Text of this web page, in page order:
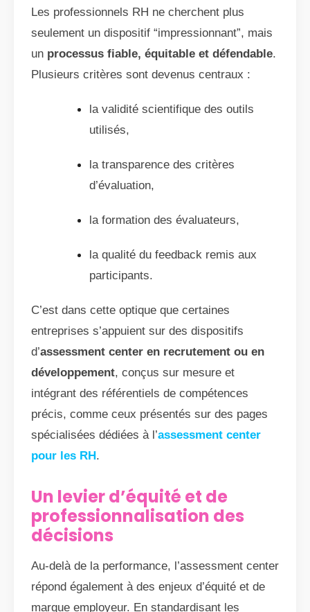
Les professionnels RH ne cherchent plus
seulement un dispositif “impressionnant”, mais
un processus fiable, équitable et défendable.
Plusieurs critères sont devenus centraux :
la validité scientifique des outils
utilisés,
la transparence des critères
d’évaluation,
la formation des évaluateurs,
la qualité du feedback remis aux
participants.
C’est dans cette optique que certaines
entreprises s’appuient sur des dispositifs
d’assessment center en recrutement ou en
développement, conçus sur mesure et
intégrant des référentiels de compétences
précis, comme ceux présentés sur des pages
spécialisées dédiées à l’assessment center
pour les RH.
Un levier d’équité et de
professionnalisation des
décisions
Au-delà de la performance, l’assessment center
répond également à des enjeux d’équité et de
marque employeur. En standardisant les